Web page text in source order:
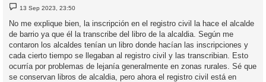
M
e
s
a
e
13 Sep 2023, 23:50
No me explique bien, la inscripción en el registro civil la hace el alcalde
de barrio ya que él la transcribe del libro de la alcaldia. Según me
contaron los alcaldes tenían un libro donde hacían las inscripciones y
cada cierto tiempo se llegaban al registro civil y las transcribian. Esto
ocurría por problemas de lejanía generalmente en zonas rurales. Sé que
se conservan libros de alcaldia, pero ahora el registro civil está en